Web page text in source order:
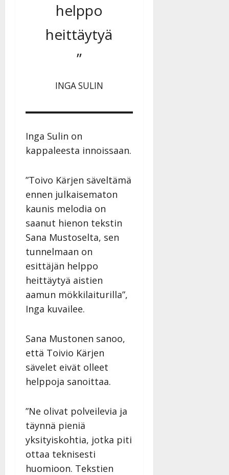
helppo
heittäytyä
”
INGA SULIN
Inga Sulin on
kappaleesta innoissaan.
”Toivo Kärjen säveltämä
ennen julkaisematon
kaunis melodia on
saanut hienon tekstin
Sana Mustoselta, sen
tunnelmaan on
esittäjän helppo
heittäytyä aistien
aamun mökkilaiturilla”,
Inga kuvailee.
Sana Mustonen sanoo,
että Toivio Kärjen
sävelet eivät olleet
helppoja sanoittaa.
”Ne olivat polveilevia ja
täynnä pieniä
yksityiskohtia, jotka piti
ottaa teknisesti
huomioon. Tekstien